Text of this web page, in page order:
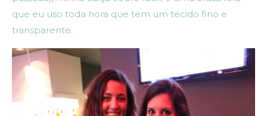
que eu uso toda hora que tem um tecido fino e
transparente.